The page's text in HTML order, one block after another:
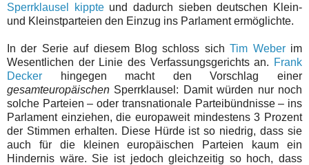
Sperrklausel kippteund dadurch sieben deutschen Klein-
und Kleinstparteien den Einzug ins Parlament ermöglichte.
In der Serie auf diesem Blog schloss sichTim Weberim
Wesentlichen der Linie des Verfassungsgerichts an. Frank
Decker hingegen macht den Vorschlag einer
gesamteuropäischen Sperrklausel: Damit würden nur noch
solche Parteien – oder transnationale Parteibündnisse – ins
Parlament einziehen, die europaweit mindestens 3 Prozent
der Stimmen erhalten. Diese Hürde ist so niedrig, dass sie
auch für die kleinen europäischen Parteien kaum ein
Hindernis wäre. Sie ist jedoch gleichzeitig so hoch, dass